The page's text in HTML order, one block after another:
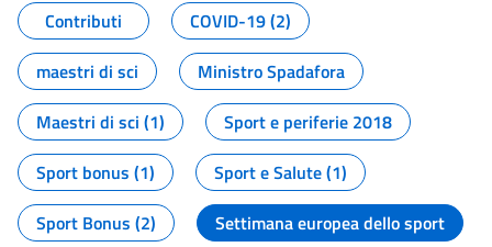
Contributi
COVID-19 (2)
maestri di sci
Ministro Spadafora
Maestri di sci (1)
Sport e periferie 2018
Sport bonus (1)
Sport e Salute (1)
Sport Bonus (2)
Settimana europea dello sport